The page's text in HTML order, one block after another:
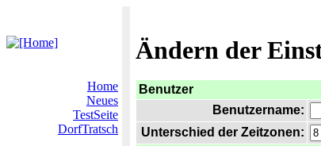
Ändern der
Home
Neues
TestSeite
DorfTratsch
Benutzer
Benutzername:
Unterschied der Zeitzonen: